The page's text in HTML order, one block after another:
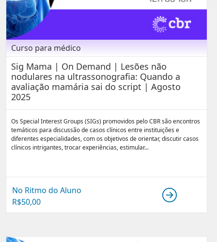
Curso para médico
Sig Mama | On Demand | Lesões não
nodulares na ultrassonografia: Quando a
avaliação mamária sai do script | Agosto
2025
Os Special Interest Groups (SIGs) promovidos pelo CBR são encontros
temáticos para discussão de casos clínicos entre instituições e
diferentes especialidades, com os objetivos de orientar, discutir casos
clínicos intrigantes, trocar experiências, estimular...
No Ritmo do Aluno
R$50,00